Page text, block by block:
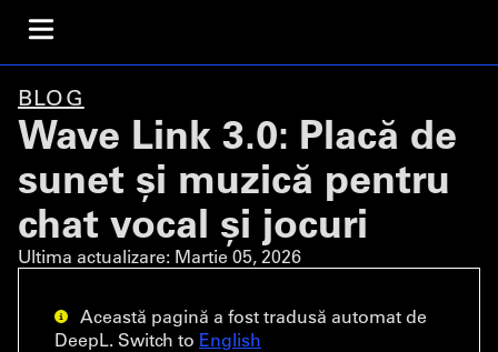
BLOG
Wave Link 3.0: Placă de
sunet și muzică pentru
chat vocal și jocuri
Ultima actualizare: Martie 05, 2026
Această pagină a fost tradusă automat de
DeepL. Switch to English